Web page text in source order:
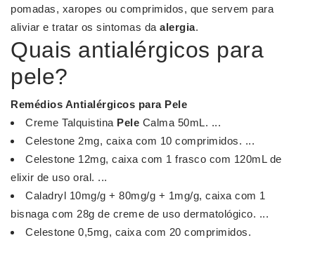
pomadas, xaropes ou comprimidos, que servem para
aliviar e tratar os sintomas da alergia.
Quais antialérgicos para
pele?
Remédios Antialérgicos para Pele
Creme Talquistina Pele Calma 50mL. ...
Celestone 2mg, caixa com 10 comprimidos. ...
Celestone 12mg, caixa com 1 frasco com 120mL de
elixir de uso oral. ...
Caladryl 10mg/g + 80mg/g + 1mg/g, caixa com 1
bisnaga com 28g de creme de uso dermatológico. ...
Celestone 0,5mg, caixa com 20 comprimidos.